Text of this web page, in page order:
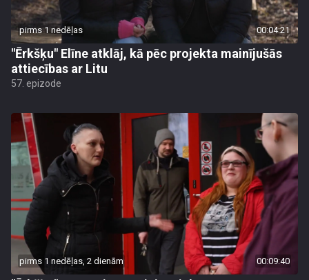
pirms 1 nedēļas 00:04:21
"Ērkšķu" Elīne atklāj, kā pēc projekta mainījušās
attiecības ar Litu
57. epizode
pirms 1 nedēļas, 2 dienām 00:09:40